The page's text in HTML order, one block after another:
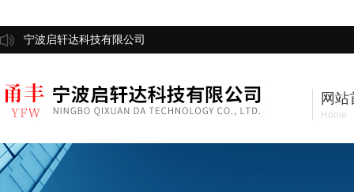
宁波启轩达科技有限公司
网站
Home